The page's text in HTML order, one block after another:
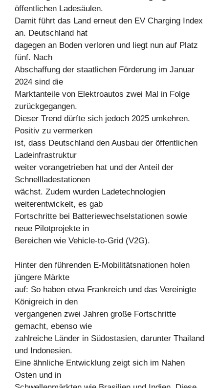
öffentlichen Ladesäulen.
Damit führt das Land erneut den EV Charging Index
an. Deutschland hat
dagegen an Boden verloren und liegt nun auf Platz
fünf. Nach
Abschaffung der staatlichen Förderung im Januar
2024 sind die
Marktanteile von Elektroautos zwei Mal in Folge
zurückgegangen.
Dieser Trend dürfte sich jedoch 2025 umkehren.
Positiv zu vermerken
ist, dass Deutschland den Ausbau der öffentlichen
Ladeinfrastruktur
weiter vorangetrieben hat und der Anteil der
Schnellladestationen
wächst. Zudem wurden Ladetechnologien
weiterentwickelt, es gab
Fortschritte bei Batteriewechselstationen sowie
neue Pilotprojekte in
Bereichen wie Vehicle-to-Grid (V2G).
Hinter den führenden E-Mobilitätsnationen holen
jüngere Märkte
auf: So haben etwa Frankreich und das Vereinigte
Königreich in den
vergangenen zwei Jahren große Fortschritte
gemacht, ebenso wie
zahlreiche Länder in Südostasien, darunter Thailand
und Indonesien.
Eine ähnliche Entwicklung zeigt sich im Nahen
Osten und in